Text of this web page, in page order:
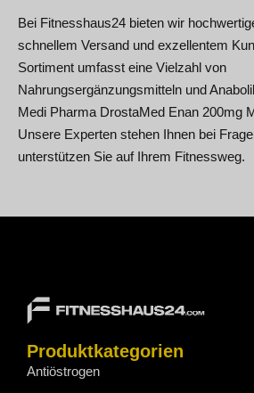
Bei Fitnesshaus24 bieten wir
schnellem Versand und exzellentem
Sortiment umfasst eine Vielzahl von
Nahrungsergänzungsmitteln und
Medi Pharma DrostaMed Enan 200mg
Unsere Experten stehen Ihnen bei
unterstützen Sie auf Ihrem Fitnessweg.
Produktkategorien
Antiöstrogen